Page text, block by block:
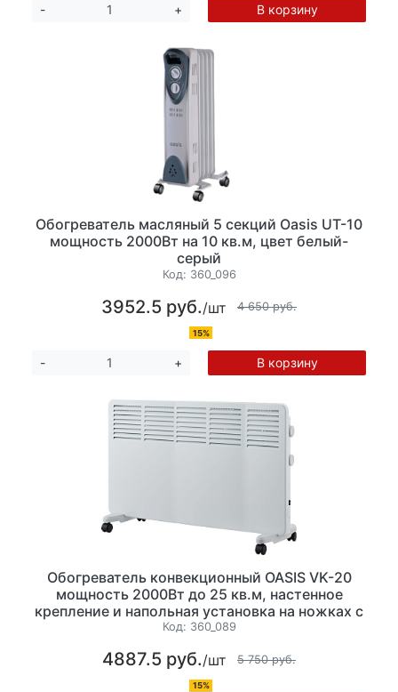
- + В корзину
Обогреватель масляный 5 секций Oasis UT-10
мощность 2000Вт на 10 кв.м, цвет белый-
серый
Код: 360_096
3952.5 руб./шт 4 650 руб.
15%
- + В корзину
Обогреватель конвекционный OASIS VK-20
мощность 2000Вт до 25 кв.м, настенное
крепление и напольная установка на ножках с
колесиками, механическое управление, цвет
Код: 360_089
4887.5 руб./шт 5 750 руб.
15%